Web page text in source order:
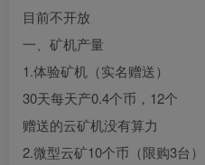
目前不开放
一、矿机产量
1.体验矿机（实名赠送）
30天每天产0.4个币，12个
赠送的云矿机没有算力
2.微型云矿10个币（限购3台）